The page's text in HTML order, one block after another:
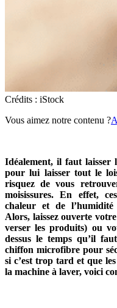
Crédits : iStock
Vous aimez notre contenu ?
Idéalement, il faut laisser
pour lui laisser tout le
risquez de vous
moisissures. En effet,
chaleur et de
Alors, laissez ouverte
verser les produits) ou
dessus le temps qu’il
chiffon microfibre pour
si c’est trop tard et que
la machine à laver, voici